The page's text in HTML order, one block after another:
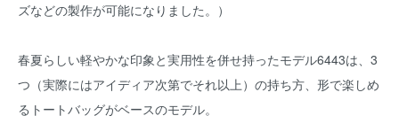
ズなどの製作が可能になりました。）
春夏らしい軽やかな印象と実用性を併せ持ったモデル6443は、3
つ（実際にはアイディア次第でそれ以上）の持ち方、形で楽しめ
るトートバッグがベースのモデル。